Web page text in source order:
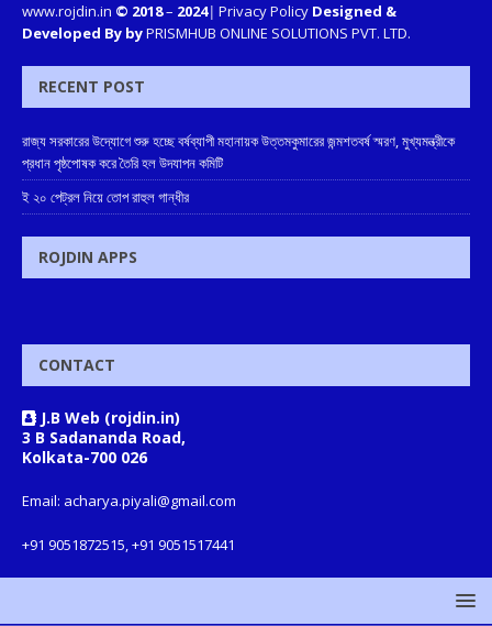
www.rojdin.in © 2018– 2024| Privacy Policy Designed &
Developed By byPRISMHUB ONLINE SOLUTIONS PVT. LTD.
RECENT POST
রাজ্য সরকারের উদ্যোগে শুরু হচ্ছে বর্ষব্যাপী মহানায়ক উত্তমকুমারের জন্মশতবর্ষ স্মরণ, মুখ্যমন্ত্রীকে
প্রধান পৃষ্ঠপোষক করে তৈরি হল উদযাপন কমিটি
ই ২০ পেট্রল নিয়ে তোপ রাহুল গান্ধীর
ROJDIN APPS
CONTACT
J.B Web (rojdin.in)
3 B Sadananda Road,
Kolkata-700 026
Email: acharya.piyali@gmail.com
+91 9051872515, +91 9051517441